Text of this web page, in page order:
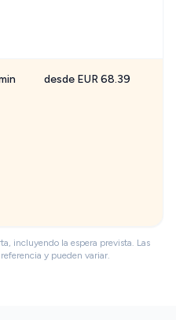
desde EUR 68.39
incluyendo la espera prevista. Las
y pueden variar.